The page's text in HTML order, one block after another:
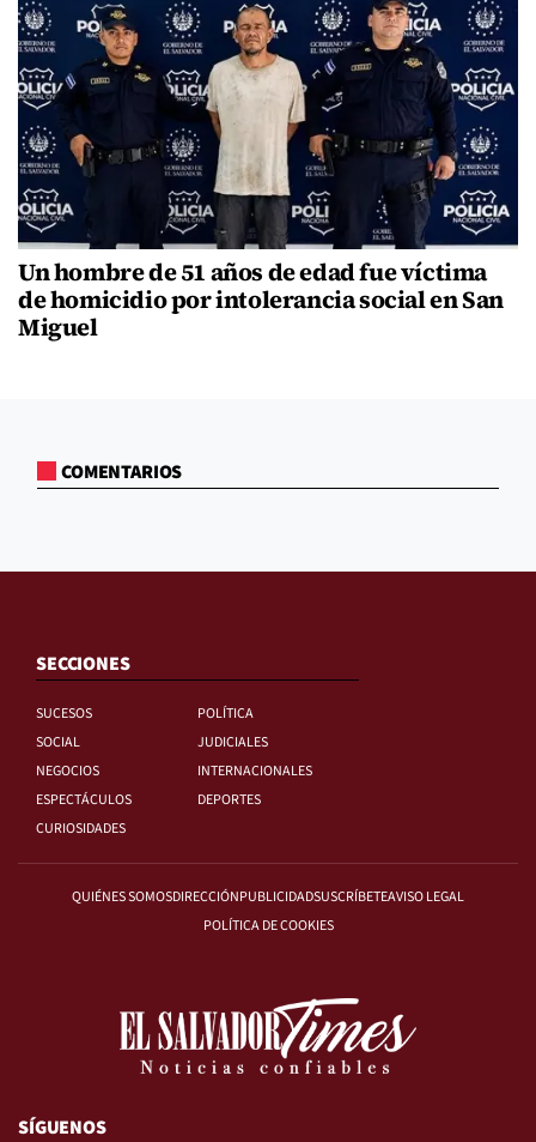
Un hombre de 51 años de edad fue víctima
de homicidio por intolerancia social en San
Miguel
COMENTARIOS
SECCIONES
SUCESOS
POLÍTICA
SOCIAL
JUDICIALES
NEGOCIOS
INTERNACIONALES
ESPECTÁCULOS
DEPORTES
CURIOSIDADES
QUIÉNES SOMOSDIRECCIÓNPUBLICIDADSUSCRÍBETEAVISO LEGAL
POLÍTICA DE COOKIES
SÍGUENOS